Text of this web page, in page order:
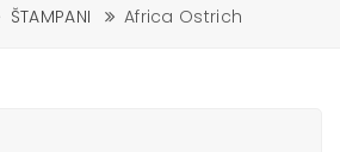
ŠTAMPANI Africa Ostrich